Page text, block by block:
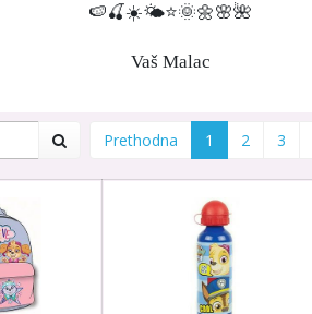
🍉🍒☀️🌤⭐️🌞🌼🌸🌺
Vaš Malac
Prethodna 1 2 3